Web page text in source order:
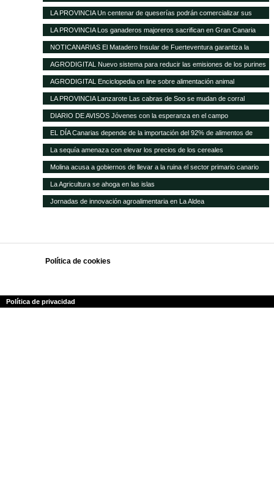
vanguardia de todo el Archipiélago con más de 894.346 animales
registrados durante el transcurso de 2012
LA PROVINCIA Un centenar de queserías podrán comercializar sus
productos en la Península
LA PROVINCIA Los ganaderos majoreros sacrifican en Gran Canaria
1.500 cochinos
NOTICANARIAS El Matadero Insular de Fuerteventura garantiza la
prestación regular de sus servicios para el ganado porcino
AGRODIGITAL Nuevo sistema para reducir las emisiones de los purines
AGRODIGITAL Enciclopedia on line sobre alimentación animal
LA PROVINCIA Lanzarote Las cabras de Soo se mudan de corral
DIARIO DE AVISOS Jóvenes con la esperanza en el campo
EL DÍA Canarias depende de la importación del 92% de alimentos de
consumo básico
La sequía amenaza con elevar los precios de los cereales
Molina acusa a gobiernos de llevar a la ruina el sector primario canario
La Agricultura se ahoga en las islas
Jornadas de innovación agroalimentaria en La Aldea
Política de cookies
Polí­tica de privacidad